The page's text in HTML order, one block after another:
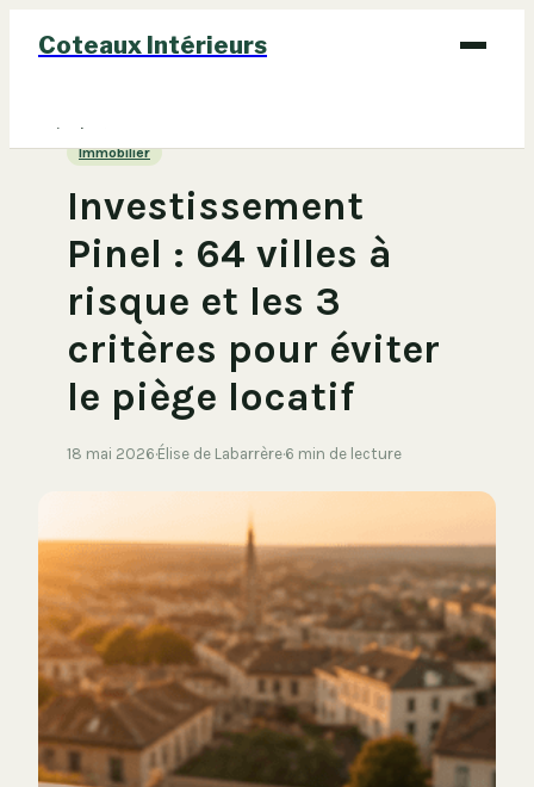
Coteaux Intérieurs
Bricolage
Immobilier
Investissement
Pinel : 64 villes à
risque et les 3
critères pour éviter
le piège locatif
18 mai 2026·Élise de Labarrère·6 min de lecture